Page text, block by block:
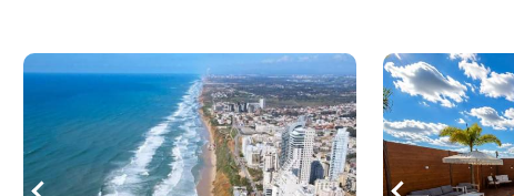
בריכה מקורה
מסך lcd
מרפסת
מטבח